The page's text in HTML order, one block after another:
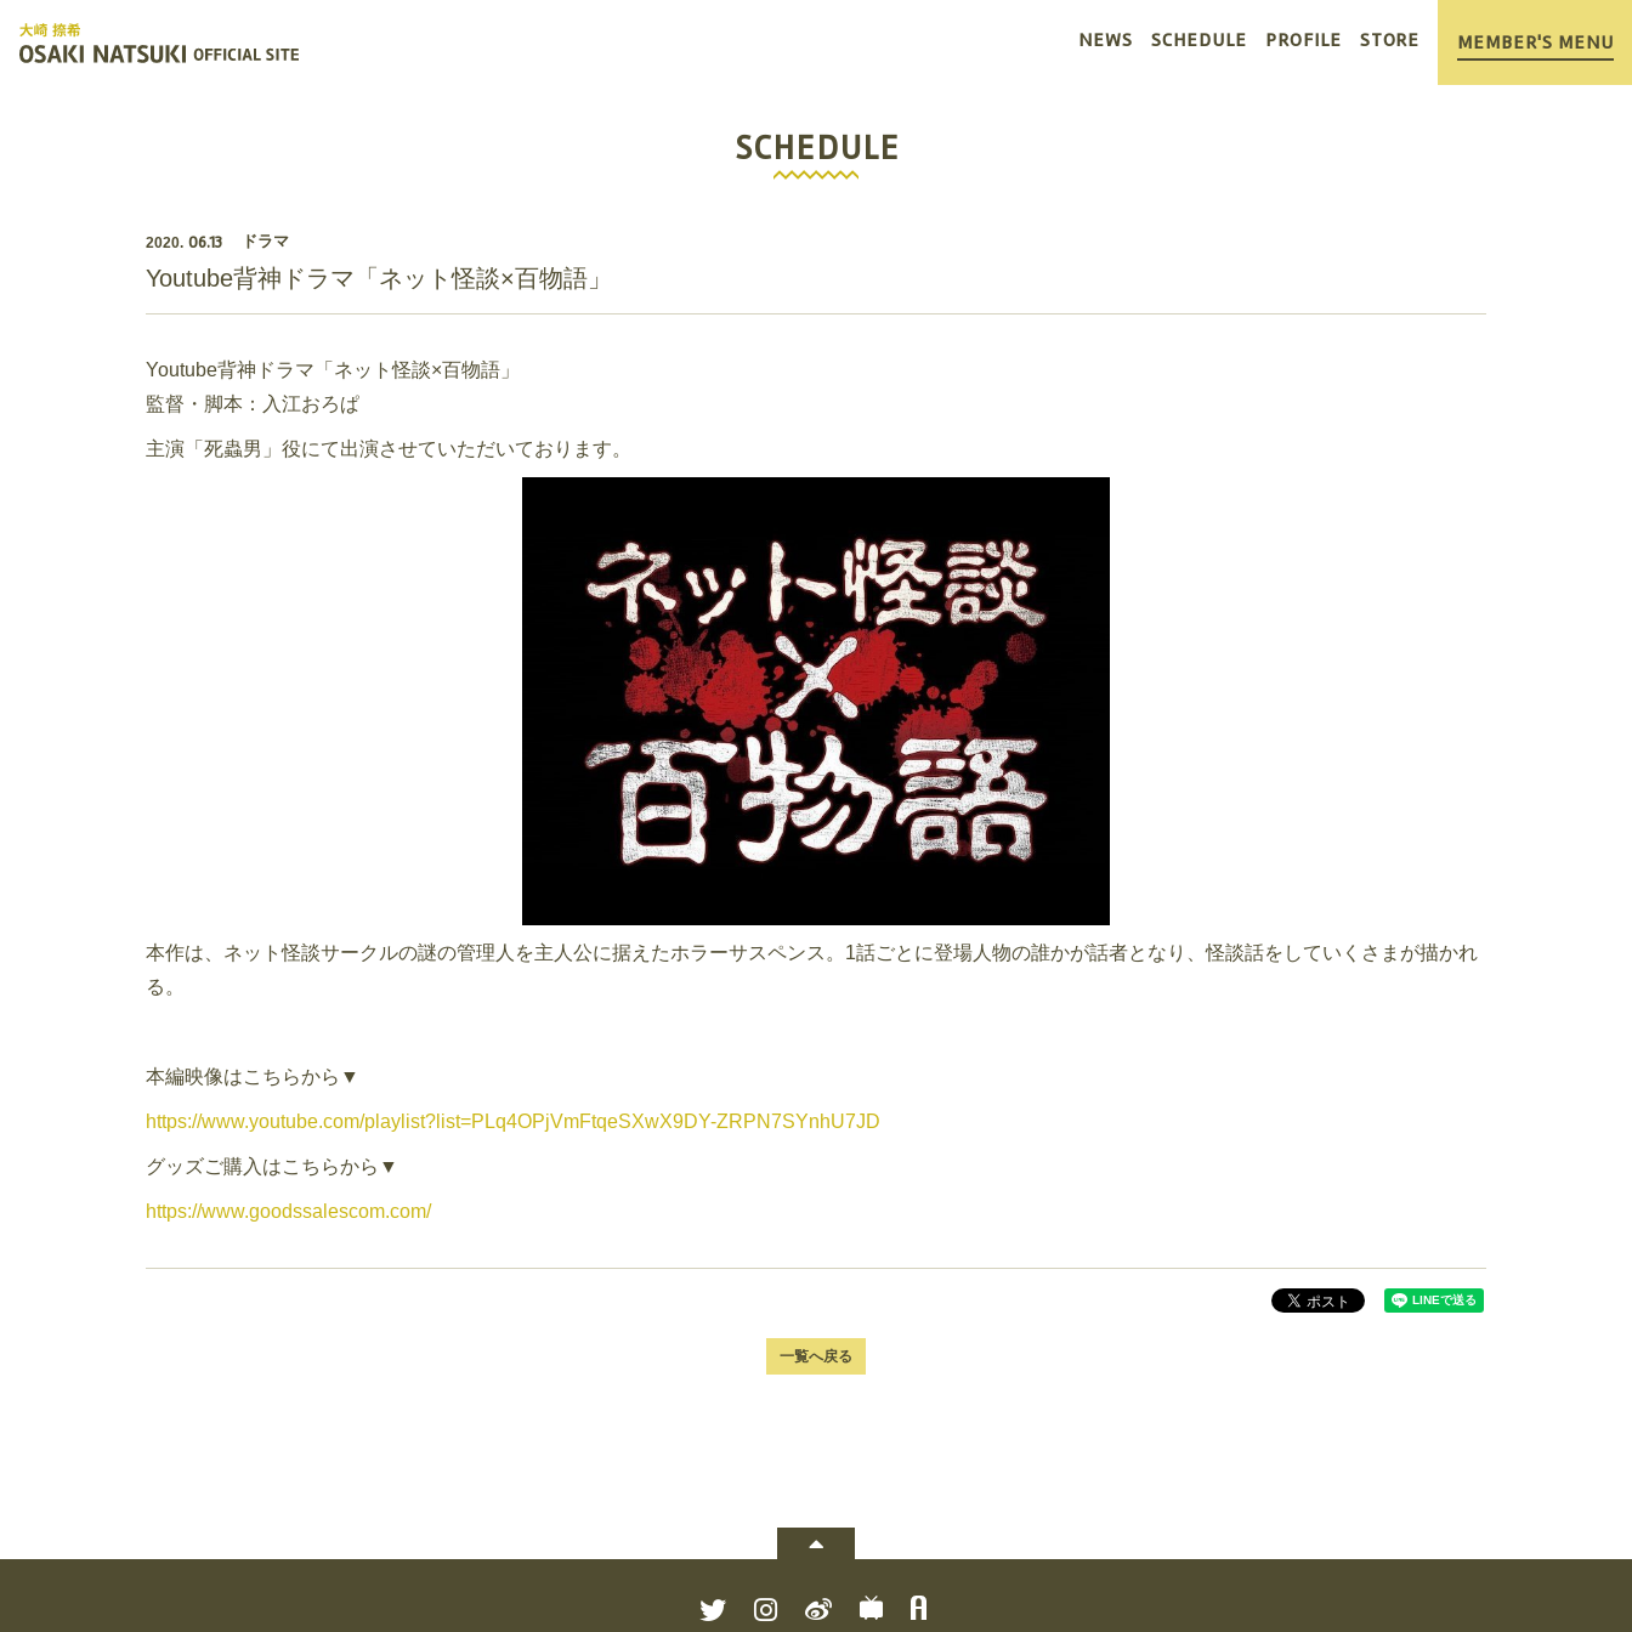
NEWS SCHEDULE PROFILE STORE MEMBER'S MENU
SCHEDULE
2020. 06.13 ドラマ
Youtube背神ドラマ「ネット怪談×百物語」
Youtube背神ドラマ「ネット怪談×百物語」
監督・脚本：入江おろぱ
主演「死蟲男」役にて出演させていただいております。
本作は、ネット怪談サークルの謎の管理人を主人公に据えたホラーサスペンス。1話ごとに登場人物の誰かが話者となり、怪談話をしていくさまが描かれ
る。
本編映像はこちらから▼
https://www.youtube.com/playlist?list=PLq4OPjVmFtqeSXwX9DY-ZRPN7SYnhU7JD
グッズご購入はこちらから▼
https://www.goodssalescom.com/
一覧へ戻る